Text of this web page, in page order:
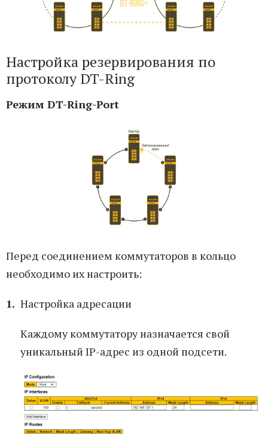
Настройка резервирования по
протоколу DT-Ring
Режим DT-Ring-Port
Перед соединением коммутаторов в кольцо
необходимо их настроить:
Настройка адресации
Каждому коммутатору назначается свой
уникальный IP-адрес из одной подсети.